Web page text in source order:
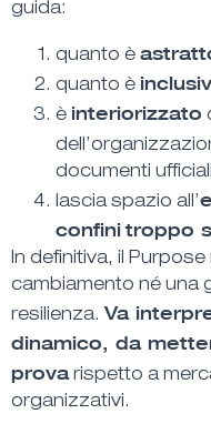
guida:
quanto è
quanto è
è interiorizzato
documenti
lascia spazio all’
confini troppo
In definitiva, il
cambiamento né una
resilienza. Va
dinamico, da
provarispetto a
organizzativi.